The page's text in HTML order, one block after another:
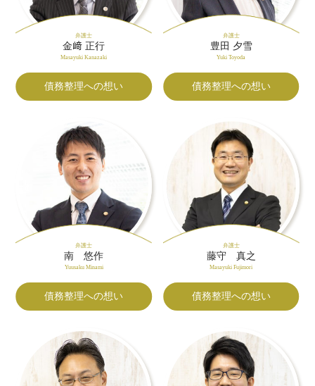
弁護士
金﨑 正行
Masayuki Kanazaki
債務整理への想い
弁護士
豊田 夕雪
Yuki Toyoda
債務整理への想い
弁護士
南 悠作
Yuusaku Minami
債務整理への想い
弁護士
藤守 真之
Masayuki Fujimori
債務整理への想い